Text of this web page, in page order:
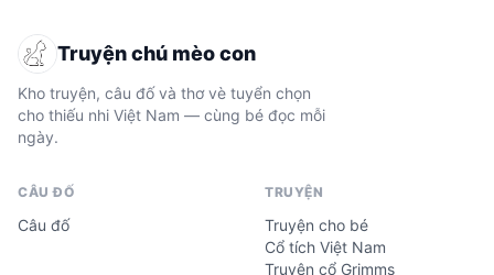
Truyện chú mèo con
Kho truyện, câu đố và thơ vè tuyển chọn
cho thiếu nhi Việt Nam — cùng bé đọc mỗi
ngày.
CÂU ĐỐ
Câu đố
TRUYỆN
Truyện cho bé
Cổ tích Việt Nam
Truyện cổ Grimms